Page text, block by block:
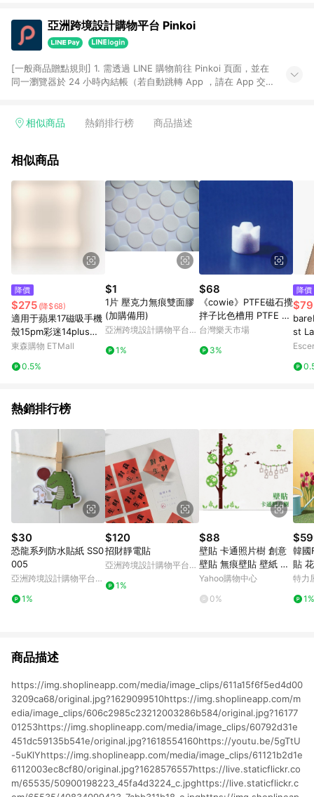
亞洲跨境設計購物平台 Pinkoi
[一般商品贈點規則] 1. 需透過 LINE 購物前往 Pinkoi 頁面，並在
同一瀏覽器於 24 小時內結帳（若自動跳轉 App ，請在 App 交
回饋訂單不得享有 Pinkoi 站方優惠，例如首購優惠，P coins，
行為，不具贈點資格，部分退款不在此限。 6. APP 請更新至
貨後 45 天後發送。 8. 群眾募資商品，禮物卡，開館保證金，補
運費，攤位費等不具贈點資格。 9. LINE 購物站上之商品規格、
顏色、價位、贈品如與 Pinkoi 商品資訊頁及購物車不符，以
Pinkoi 購物商品資訊頁及購物車標示為準。 10. 點數紅包使用規
則請以點數紅包活動說明為準。 11. 若於 LINE 購物前往 Pinkoi
頁面後才首次下載 Pinkoi APP 並完成訂單，不符合導購資格；承
上，首次下載 Pinkoi APP 後，需透過 LINE 購物前往 Pinkoi 頁
相似商品 熱銷排行榜 商品描述
相似商品
降價
$275 (降$68)
適用于蘋果17磁吸手機
殼15pm彩迷14plus雙
層p硅膠iphone16pro
摔高級耐用磨軍事風m
東森購物 ETMall
0.5%
$1
1片 壓克力無痕雙面膠
(加購備用)
亞洲跨境設計購物平台
1%
$68
《cowie》PTFE磁石攪
拌子比色槽用 PTFE Sti
r Bar, for Cell
台灣樂天市場
3%
降價
st
3g
熱銷排行榜
$30
恐龍系列防水貼紙 SS0
005
亞洲跨境設計購物平台
1%
$120
招財靜電貼
亞洲跨境設計購物平台
1%
$88
壁貼 卡通照片樹 創意
壁貼 無痕壁貼 壁紙 牆
貼
Yahoo購物中心
0%
韓國
貼
特力
1%
商品描述
https://img.shoplineapp.com/media/image_clips/611a15f6f5ed4d00
3209ca68/original.jpg?1629099510https://img.shoplineapp.com/m
edia/image_clips/606c2985c23212003286b584/original.jpg?16177
01253https://img.shoplineapp.com/media/image_clips/60792d31e
451dc59135b541e/original.jpg?1618554160https://youtu.be/5gTtU
-5uKlYhttps://img.shoplineapp.com/media/image_clips/61121b2d1e
6112003ec8cf80/original.jpg?1628576557https://live.staticflickr.co
m/65535/50900198223_45fa4d3224_c.jpghttps://live.staticflickr.c